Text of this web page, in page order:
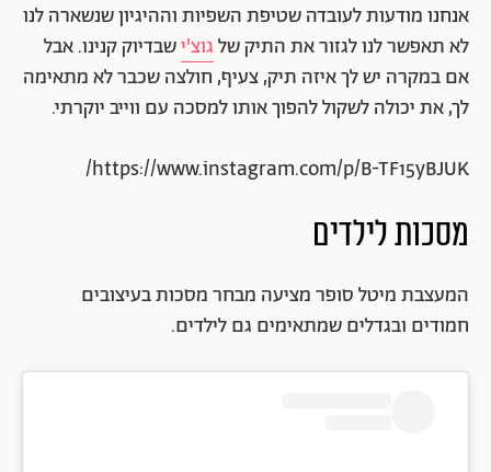
אנחנו מודעות לעובדה שטיפת השפיות וההיגיון שנשארה לנו
לא תאפשר לנו לגזור את התיק שלגוצ'ישבדיוק קנינו. אבל
אם במקרה יש לך איזה תיק, צעיף, חולצה שכבר לא מתאימה
לך, את יכולה לשקול להפוך אותו למסכה עם ווייב יוקרתי.
https://www.instagram.com/p/B-TF15yBJUK/
מסכות לילדים
המעצבת מיטל סופר מציעה מבחר מסכות בעיצובים
חמודים ובגדלים שמתאימים גם לילדים.